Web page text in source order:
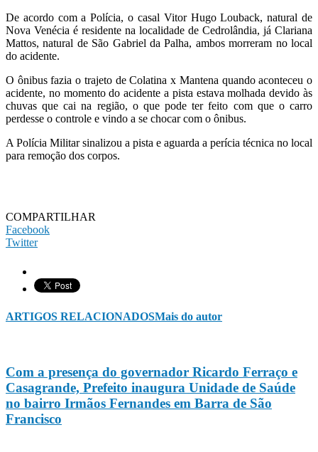
De acordo com a Polícia, o casal Vitor Hugo Louback, natural de
Nova Venécia é residente na localidade de Cedrolândia, já Clariana
Mattos, natural de São Gabriel da Palha, ambos morreram no local
do acidente.
O ônibus fazia o trajeto de Colatina x Mantena quando aconteceu o
acidente, no momento do acidente a pista estava molhada devido às
chuvas que cai na região, o que pode ter feito com que o carro
perdesse o controle e vindo a se chocar com o ônibus.
A Polícia Militar sinalizou a pista e aguarda a perícia técnica no local
para remoção dos corpos.
COMPARTILHAR
Facebook
Twitter
ARTIGOS RELACIONADOSMais do autor
Com a presença do governador Ricardo Ferraço e
Casagrande, Prefeito inaugura Unidade de Saúde
no bairro Irmãos Fernandes em Barra de São
Francisco